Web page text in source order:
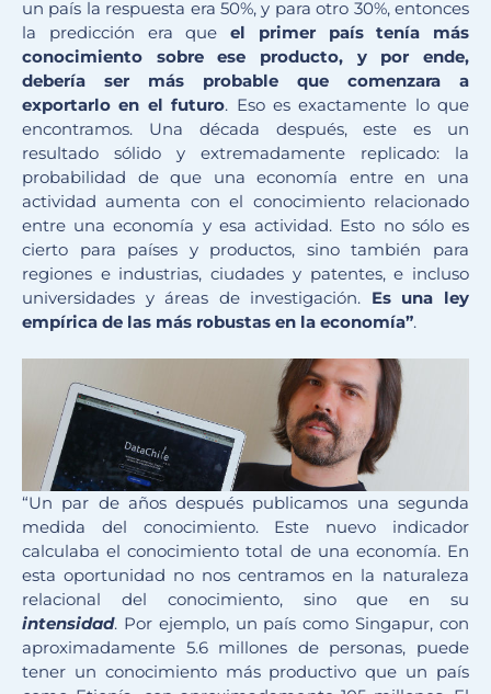
un país la respuesta era 50%, y para otro 30%, entonces
la predicción era que el primer país tenía más
conocimiento sobre ese producto, y por ende,
debería ser más probable que comenzara a
exportarlo en el futuro. Eso es exactamente lo que
encontramos. Una década después, este es un
resultado sólido y extremadamente replicado: la
probabilidad de que una economía entre en una
actividad aumenta con el conocimiento relacionado
entre una economía y esa actividad. Esto no sólo es
cierto para países y productos, sino también para
regiones e industrias, ciudades y patentes, e incluso
universidades y áreas de investigación. Es una ley
empírica de las más robustas en la economía”.
“Un par de años después publicamos una segunda
medida del conocimiento. Este nuevo indicador
calculaba el conocimiento total de una economía. En
esta oportunidad no nos centramos en la naturaleza
relacional del conocimiento, sino que en su
intensidad. Por ejemplo, un país como Singapur, con
aproximadamente 5.6 millones de personas, puede
tener un conocimiento más productivo que un país